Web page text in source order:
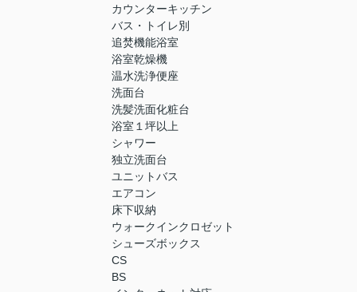
カウンターキッチン
バス・トイレ別
追焚機能浴室
浴室乾燥機
温水洗浄便座
洗面台
洗髪洗面化粧台
浴室１坪以上
シャワー
独立洗面台
ユニットバス
エアコン
床下収納
ウォークインクロゼット
シューズボックス
CS
BS